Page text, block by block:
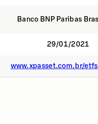
Banco BNP Paribas
29/01/2021
www.xpasset.com.br/